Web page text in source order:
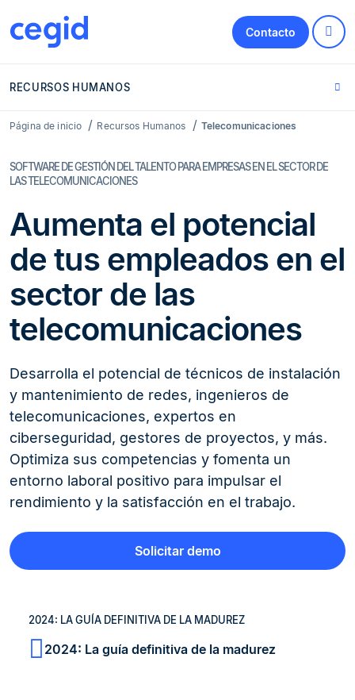
Contacto
RECURSOS HUMANOS
Página de inicio Recursos Humanos Telecomunicaciones
SOFTWARE DE GESTIÓN DEL TALENTO PARA EMPRESAS EN EL SECTOR DE
LAS TELECOMUNICACIONES
Aumenta el potencial
de tus empleados en el
sector de las
telecomunicaciones
Desarrolla el potencial de técnicos de instalación
y mantenimiento de redes, ingenieros de
telecomunicaciones, expertos en
ciberseguridad, gestores de proyectos, y más.
Optimiza sus competencias y fomenta un
entorno laboral positivo para impulsar el
rendimiento y la satisfacción en el trabajo.
Solicitar demo
2024: LA GUÍA DEFINITIVA DE LA MADUREZ
2024: La guía definitiva de la madurez